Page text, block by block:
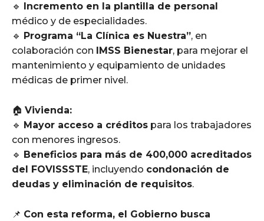
🔹
Incremento en la plantilla de personal
médico y de especialidades.
🔹 Programa “La Clínica es Nuestra”, en
colaboración con
IMSS Bienestar, para mejorar el
mantenimiento y equipamiento de unidades
médicas de primer nivel.
🏠 Vivienda:
🔹 Mayor acceso a créditos para los trabajadores
con menores ingresos.
🔹 Beneficios para más de 400,000 acreditados
del FOVISSSTE, incluyendo condonación de
deudas y eliminación de requisitos.
📌 Con esta reforma, el Gobierno busca